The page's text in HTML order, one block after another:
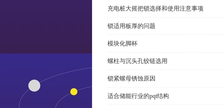
充电桩大摇把锁选择和使用注意事项
锁适用板厚的问题
模块化脚杯
螺柱与沉头孔铰链选用
锁紧螺母锈蚀原因
适合储能行业的pqt结构